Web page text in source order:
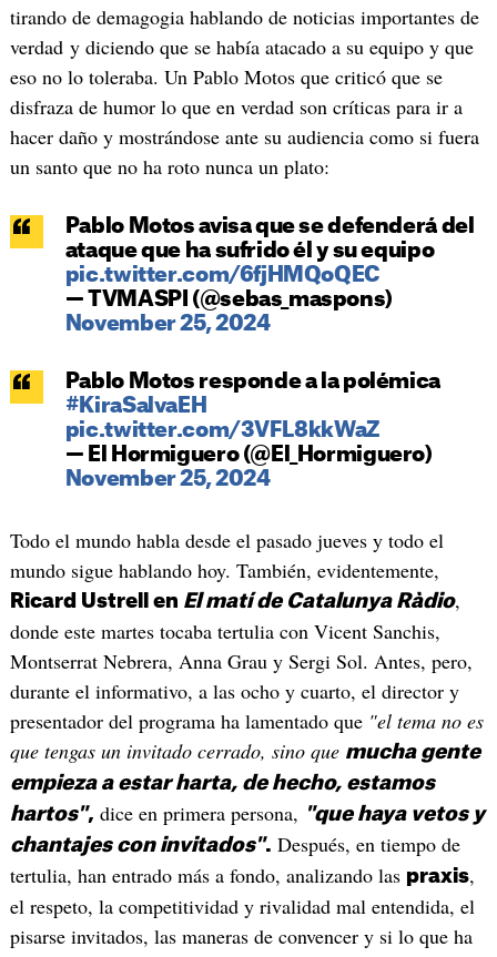
tirando de demagogia hablando de noticias importantes de
verdad y diciendo que se había atacado a su equipo y que
eso no lo toleraba. Un Pablo Motos que criticó que se
disfraza de humor lo que en verdad son críticas para ir a
hacer daño y mostrándose ante su audiencia como si fuera
un santo que no ha roto nunca un plato:
Pablo Motos avisa que se defenderá del
ataque que ha sufrido él y su equipo
pic.twitter.com/6fjHMQoQEC
— TVMASPI (@sebas_maspons)
November 25, 2024
Pablo Motos responde a la polémica
#KiraSalvaEH
pic.twitter.com/3VFL8kkWaZ
— El Hormiguero (@El_Hormiguero)
November 25, 2024
Todo el mundo habla desde el pasado jueves y todo el
mundo sigue hablando hoy. También, evidentemente,
Ricard Ustrell en El matí de Catalunya Ràdio,
donde este martes tocaba tertulia con Vicent Sanchis,
Montserrat Nebrera, Anna Grau y Sergi Sol. Antes, pero,
durante el informativo, a las ocho y cuarto, el director y
presentador del programa ha lamentado que "el tema no es
que tengas un invitado cerrado, sino que mucha gente
empieza a estar harta, de hecho, estamos
hartos", dice en primera persona, "que haya vetos y
chantajes con invitados". Después, en tiempo de
tertulia, han entrado más a fondo, analizando las praxis,
el respeto, la competitividad y rivalidad mal entendida, el
pisarse invitados, las maneras de convencer y si lo que ha